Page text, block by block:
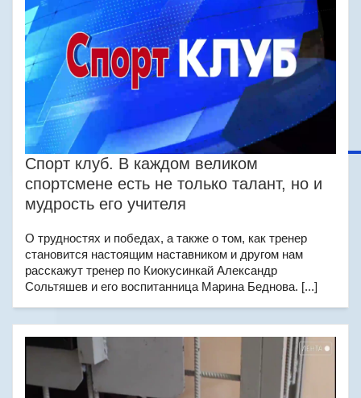
Спорт клуб. В каждом великом
спортсмене есть не только талант, но и
мудрость его учителя
О трудностях и победах, а также о том, как тренер
становится настоящим наставником и другом нам
расскажут тренер по Киокусинкай Александр
Сольтяшев и его воспитанница Марина Беднова. [...]